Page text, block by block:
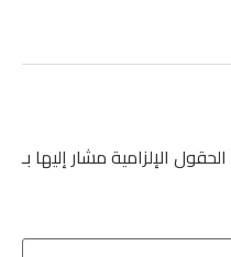
الحقول الإلزامية مشار إليها بـ